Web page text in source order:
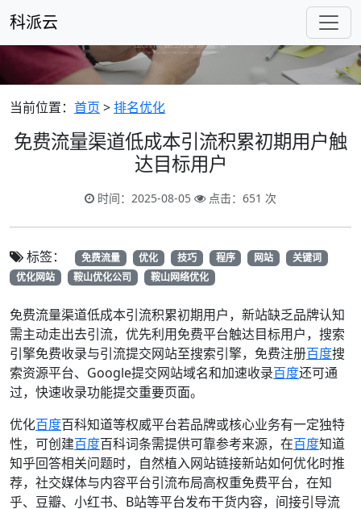
科派云
当前位置： 首页 >排名优化
免费流量渠道低成本引流积累初期用户触
达目标用户
时间：2025-08-05 点击：651 次
标签： 免费流量 优化 技巧 程序 网站
关键词
优化网站
鞍山优化公司 鞍山网络优化
免费流量渠道低成本引流积累初期用户，新站缺乏品牌认知
需主动走出去引流，优先利用免费平台触达目标用户，搜索
引擎免费收录与引流提交网站至搜索引擎，免费注册百度搜
索资源平台、Google提交网站域名和加速收录百度还可通
过，快速收录功能提交重要页面。
优化百度百科知道等权威平台若品牌或核心业务有一定独特
性，可创建百度百科词条需提供可靠参考来源，在百度知道
知乎回答相关问题时，自然植入网站链接新站如何优化时推
荐，社交媒体与内容平台引流布局高权重免费平台，在知
乎、豆瓣、小红书、B站等平台发布干货内容，间接引导流